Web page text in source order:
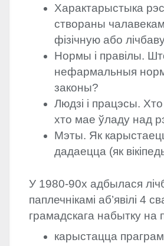
Характарыстыка
створаны
фізічную або
Нормы і правілы.
нефармальныя
законы?
Людзі і працэсы.
хто мае ўладу над
Мэты. Як
дадаецца (як
У 1980-90х адбылася
паплечнікамі аб’явілі 4
грамадскага набытку
карыстацца